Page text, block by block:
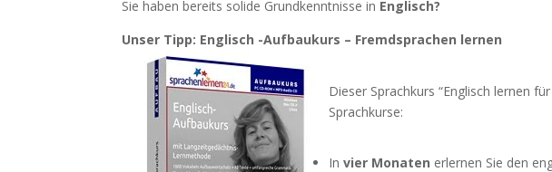
Sie haben bereits solide Grundkenntnisse in Englisch?
Unser Tipp: Englisch -Aufbaukurs – Fremdsprachen lernen
Dieser Sprachkurs “Englisch lernen
Sprachkurse:
Invier Monaten erlernen Sie den